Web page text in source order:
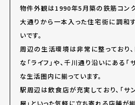
物件外観は1990年5月築の鉄筋コン
大通りから一本入った住宅街に調和
いです。
周辺の生活環境は非常に整っており
な「ライフ」や、千川通り沿いにある「
な生活圏内に揃っています。
駅周辺は飲食店が充実しており、「サ